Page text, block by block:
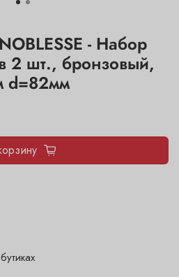
- Набор
2 шт., бронзовый,
d=82мм